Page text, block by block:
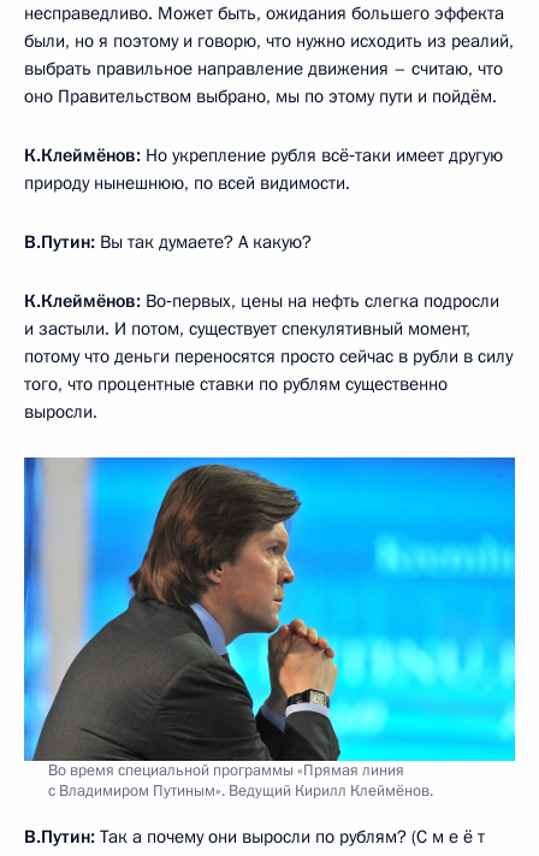
несправедливо. Может быть, ожидания большего эффекта
были, но я поэтому и говорю, что нужно исходить из реалий,
выбрать правильное направление движения – считаю, что
оно Правительством выбрано, мы по этому пути и пойдём.
К.Клеймёнов: Но укрепление рубля всё‑таки имеет другую
природу нынешнюю, по всей видимости.
В.Путин: Вы так думаете? А какую?
К.Клеймёнов: Во‑первых, цены на нефть слегка подросли
и застыли. И потом, существует спекулятивный момент,
потому что деньги переносятся просто сейчас в рубли в силу
того, что процентные ставки по рублям существенно
выросли.
Во время специальной программы «Прямая линия
с Владимиром Путиным». Ведущий Кирилл Клеймёнов.
В.Путин: Так а почему они выросли по рублям? (С м е ё т